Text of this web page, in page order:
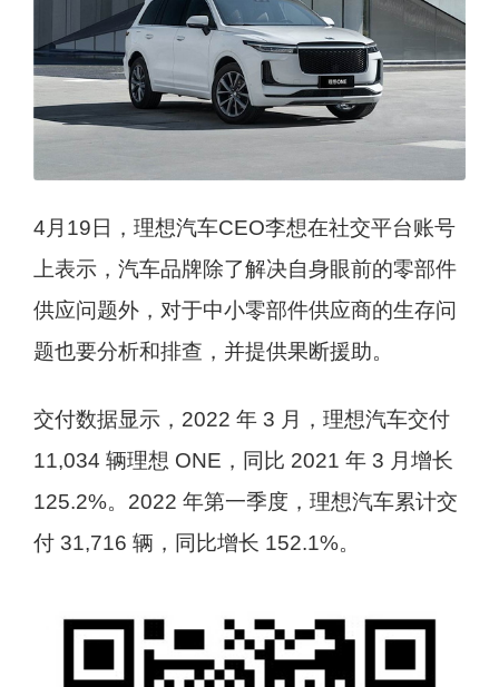
4月19日，理想汽车CEO李想在社交平台账号
上表示，汽车品牌除了解决自身眼前的零部件
供应问题外，对于中小零部件供应商的生存问
题也要分析和排查，并提供果断援助。
交付数据显示，2022 年 3 月，理想汽车交付
11,034 辆理想 ONE，同比 2021 年 3 月增长
125.2%。2022 年第一季度，理想汽车累计交
付 31,716 辆，同比增长 152.1%。